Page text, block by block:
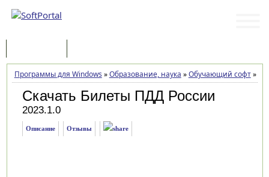
Программы для Windows »Образование, наука »Обучающий софт»
Скачать Билеты ПДД России
2023.1.0
Описание Отзывы